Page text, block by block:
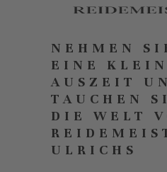
NEHMEN
EINE
AUSZEIT
TAUCHEN
DIE WELT
ULRICHS